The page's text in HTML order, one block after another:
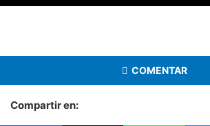
COMENTAR
Compartir en: